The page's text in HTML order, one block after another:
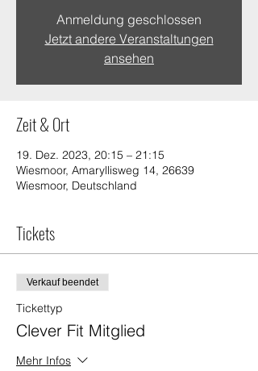
Anmeldung geschlossen
Jetzt andere Veranstaltungen
ansehen
Zeit & Ort
19. Dez. 2023, 20:15 – 21:15
Wiesmoor, Amaryllisweg 14, 26639
Wiesmoor, Deutschland
Tickets
Verkauf beendet
Tickettyp
Clever Fit Mitglied
Mehr Infos